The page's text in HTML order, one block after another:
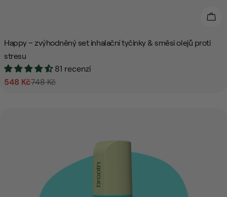
Happy – zvýhodněný set inhalační tyčinky & směsi olejů proti
stresu
81 recenzí
Prodejní
548 Kč
Běžná 748 Kč